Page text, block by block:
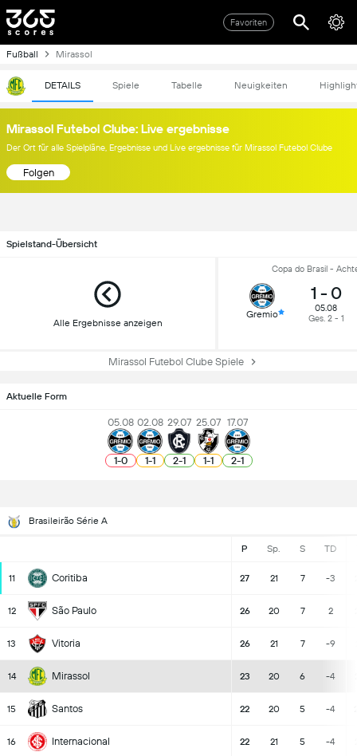
Favoriten
Fußball Mirassol
DETAILS Spiele Tabelle Neuigkeiten
Mirassol Futebol Clube: Live ergebnisse
Der Ort für alle Spielpläne, Ergebnisse und Live ergebnisse für Mirassol Futebol Clube
Folgen
Spielstand-Übersicht
Alle Ergebnisse anzeigen
Copa do Brasil -
Gremio
1 - 0
05.08
Ges. 2 - 1
Mirassol Futebol Clube Spiele
Aktuelle Form
05.08
1-0
02.08
1-1
29.07
2-1
25.07
1-1
17.07
2-1
Brasileirão Série A
P Sp. S TD
11 Coritiba 27 21 7 -3
12 São Paulo 26 20 7 2
13 Vitoria 26 21 7 -9
14 Mirassol 23 20 6 -4
15 Santos 22 20 5 -4
16 Internacional 22 21 5 -4